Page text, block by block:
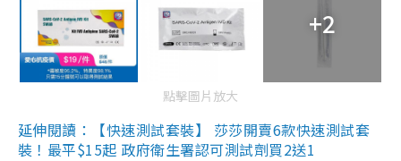
+2
點擊圖片放大
延伸閱讀：【快速測試套裝】 莎莎開賣6款快速測試套
裝！最平$15起 政府衛生署認可測試劑買2送1